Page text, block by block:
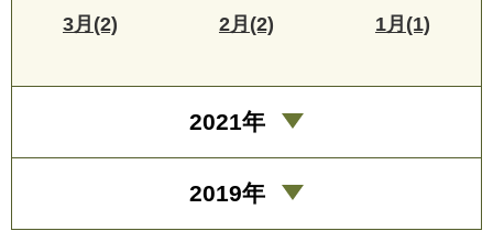
3月(2) 2月(2) 1月(1)
2021年
2019年